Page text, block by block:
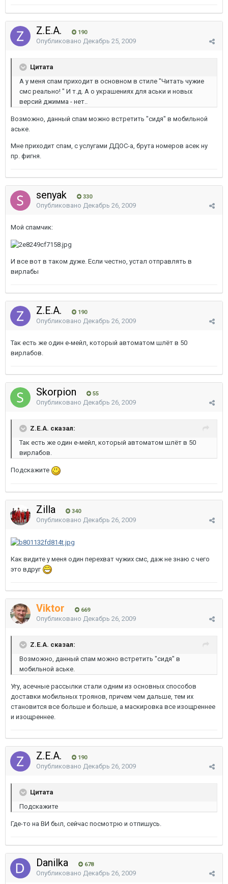
Z.E.A. 190
Опубликовано Декабрь 25, 2009
Цитата
А у меня спам приходит в основном в стиле "Читать чужие
смс реально! " И т.д. А о украшениях для аськи и новых
версий джимма - нет..
Возможно, данный спам можно встретить "сидя" в мобильной
аське.
Мне приходит спам, с услугами ДДОС-а, брута номеров асек ну
пр. фигня.
senyak 330
Опубликовано Декабрь 26, 2009
Мой спамчик:
И все вот в таком дуже. Если честно, устал отправлять в
вирлабы
Z.E.A. 190
Опубликовано Декабрь 26, 2009
Так есть же один е-мейл, который автоматом шлёт в 50
вирлабов.
Skorpion 55
Опубликовано Декабрь 26, 2009
Z.E.A. сказал:
Так есть же один е-мейл, который автоматом шлёт в 50
вирлабов.
Подскажите
Zilla 340
Опубликовано Декабрь 26, 2009
Как видите у меня один перехват чужих смс, даж не знаю с чего
это вдруг
Viktor 669
Опубликовано Декабрь 26, 2009
Z.E.A. сказал:
Возможно, данный спам можно встретить "сидя" в
мобильной аське.
Угу, асечные рассылки стали одним из основных способов
доставки мобильных троянов, причем чем дальше, тем их
становится все больше и больше, а маскировка все изощреннее
и изощреннее.
Z.E.A. 190
Опубликовано Декабрь 26, 2009
Цитата
Подскажите
Где-то на ВИ был, сейчас посмотрю и отпишусь.
Danilka 678
Опубликовано Декабрь 26, 2009